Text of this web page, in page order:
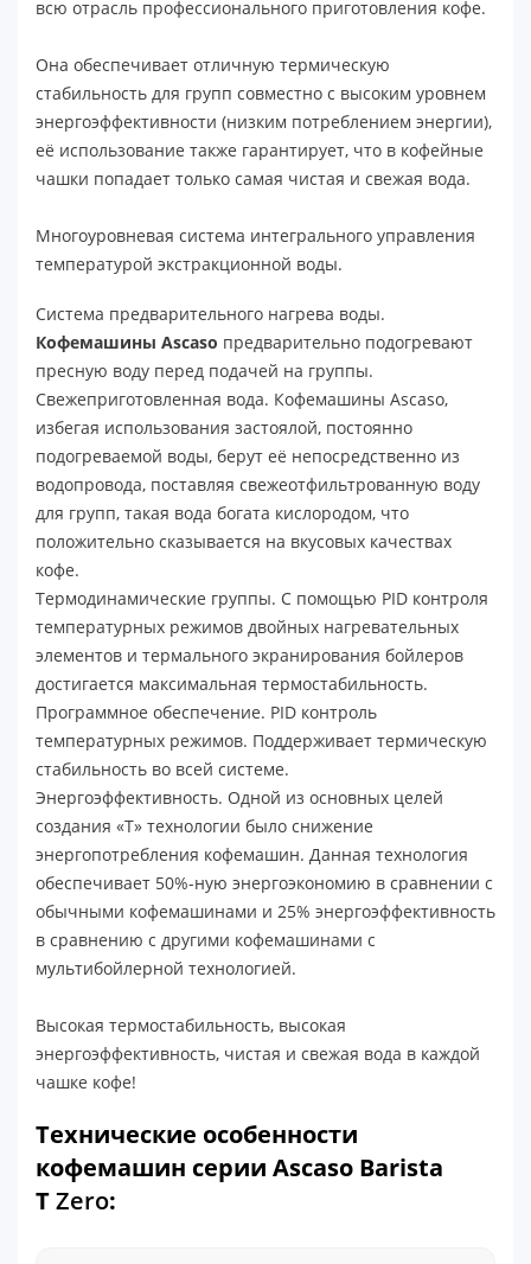
всю отрасль профессионального приготовления кофе.
Она обеспечивает отличную термическую
стабильность для групп совместно с высоким уровнем
энергоэффективности (низким потреблением энергии),
её использование также гарантирует, что в кофейные
чашки попадает только самая чистая и свежая вода.
Многоуровневая система интегрального управления
температурой экстракционной воды.
Система предварительного нагрева воды.
Кофемашины Ascaso предварительно подогревают
пресную воду перед подачей на группы.
Свежеприготовленная вода. Кофемашины Ascaso,
избегая использования застоялой, постоянно
подогреваемой воды, берут её непосредственно из
водопровода, поставляя свежеотфильтрованную воду
для групп, такая вода богата кислородом, что
положительно сказывается на вкусовых качествах
кофе.
Термодинамические группы. С помощью PID контроля
температурных режимов двойных нагревательных
элементов и термального экранирования бойлеров
достигается максимальная термостабильность.
Программное обеспечение. PID контроль
температурных режимов. Поддерживает термическую
стабильность во всей системе.
Энергоэффективность. Одной из основных целей
создания «T» технологии было снижение
энергопотребления кофемашин. Данная технология
обеспечивает 50%-ную энергоэкономию в сравнении с
обычными кофемашинами и 25% энергоэффективность
в сравнению с другими кофемашинами с
мультибойлерной технологией.
Высокая термостабильность, высокая
энергоэффективность, чистая и свежая вода в каждой
чашке кофе!
Технические особенности
кофемашин серии Ascaso Barista
TZero: